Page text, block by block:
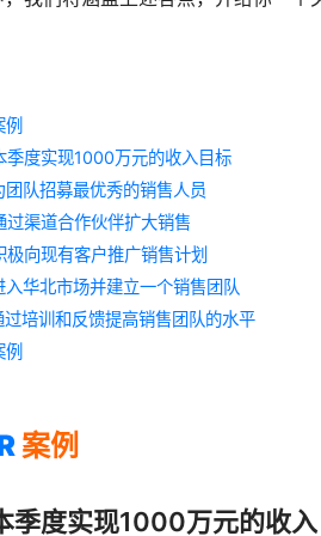
季度实现1000万元的收入目标
团队招募最优秀的销售人员
过渠道合作伙伴扩大销售
极向现有客户推广销售计划
入华北市场并建立一个销售团队
过培训和反馈提高销售团队的水平
例
案例
季度实现1000万元的收